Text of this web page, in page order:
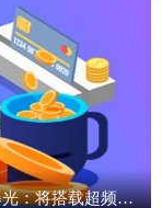
世界快资讯丨三星Galaxy Z Fold5/Z Flip5曝光：将搭载超频版骁龙8Gen2！性能给力